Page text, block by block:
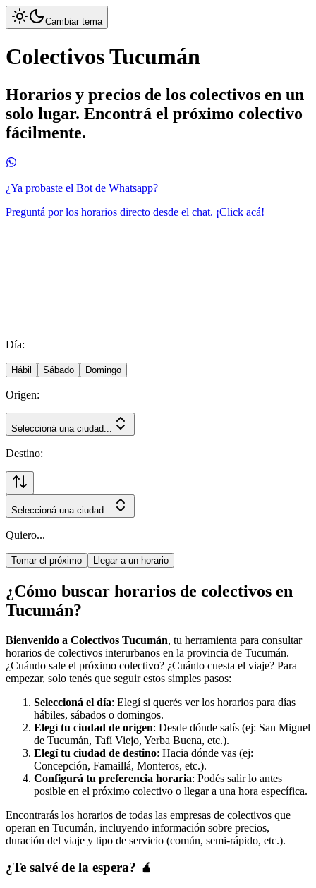
Cambiar tema
Colectivos Tucumán
Horarios y precios de los colectivos en un
solo lugar. Encontrá el próximo colectivo
fácilmente.
¿Ya probaste el Bot de Whatsapp?
Preguntá por los horarios directo desde el chat. ¡Click acá!
Día:
Hábil Sábado Domingo
Origen:
Seleccioná una ciudad...
Destino:
Seleccioná una ciudad...
Quiero...
Tomar el próximo Llegar a un horario
¿Cómo buscar horarios de colectivos en
Tucumán?
Bienvenido a Colectivos Tucumán, tu herramienta para consultar
horarios de colectivos interurbanos en la provincia de Tucumán.
¿Cuándo sale el próximo colectivo? ¿Cuánto cuesta el viaje? Para
empezar, solo tenés que seguir estos simples pasos:
Seleccioná el día: Elegí si querés ver los horarios para días
hábiles, sábados o domingos.
Elegí tu ciudad de origen: Desde dónde salís (ej: San Miguel
de Tucumán, Tafí Viejo, Yerba Buena, etc.).
Elegí tu ciudad de destino: Hacia dónde vas (ej:
Concepción, Famaillá, Monteros, etc.).
Configurá tu preferencia horaria: Podés salir lo antes
posible en el próximo colectivo o llegar a una hora específica.
Encontrarás los horarios de todas las empresas de colectivos que
operan en Tucumán, incluyendo información sobre precios,
duración del viaje y tipo de servicio (común, semi-rápido, etc.).
¿Te salvé de la espera? 🧉